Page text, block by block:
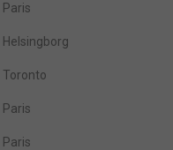
Paris
Helsingborg
Toronto
Paris
Paris